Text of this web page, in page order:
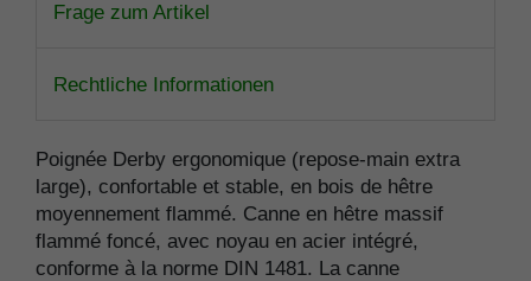
Frage zum Artikel
Rechtliche Informationen
Poignée Derby ergonomique (repose-main extra
large), confortable et stable, en bois de hêtre
moyennement flammé. Canne en hêtre massif
flammé foncé, avec noyau en acier intégré,
conforme à la norme DIN 1481. La canne